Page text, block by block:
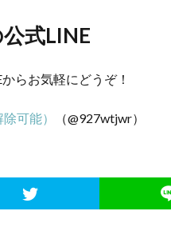
式LINE
らお気軽にどうぞ！
可能） （@927wtjwr）